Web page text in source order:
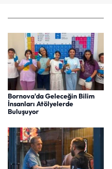
Bornova'da Geleceğin Bilim
İnsanları Atölyelerde
Buluşuyor